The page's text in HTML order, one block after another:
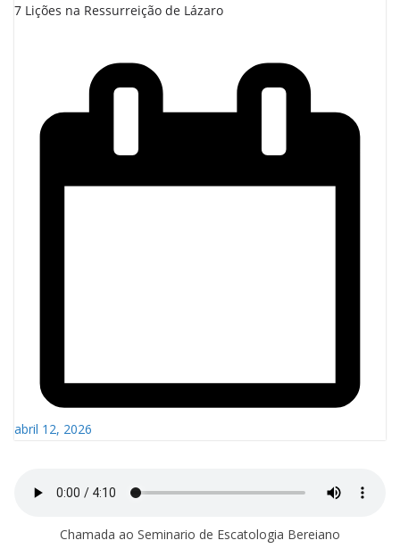
7 Lições na Ressurreição de Lázaro
abril 12, 2026
Chamada ao Seminario de Escatologia Bereiano